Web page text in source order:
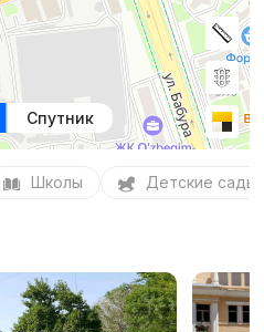
Спутник
Школы Детские сады